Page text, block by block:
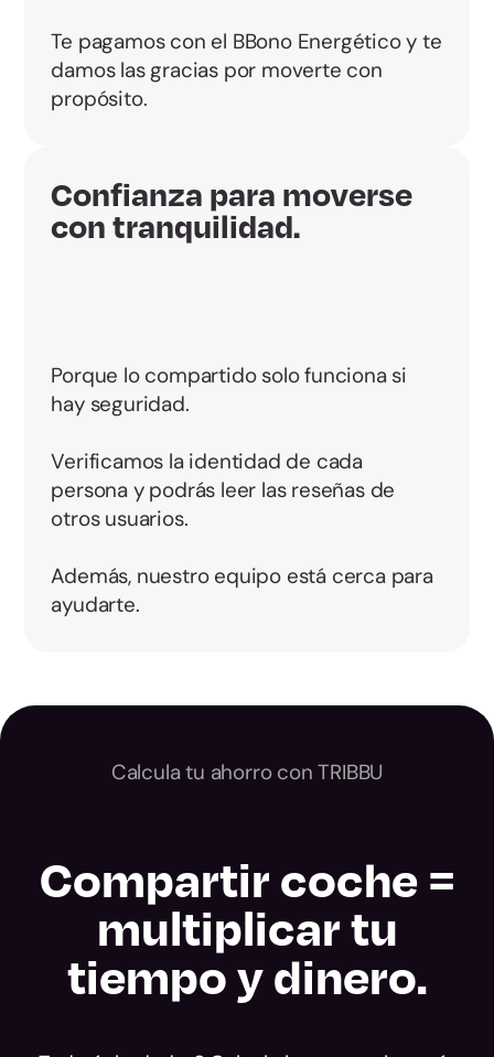
Te pagamos con el BBono Energético y te
damos las gracias por moverte con
propósito.
Confianza para moverse
con tranquilidad.
Porque lo compartido solo funciona si
hay seguridad.
Verificamos la identidad de cada
persona y podrás leer las reseñas de
otros usuarios.
Además, nuestro equipo está cerca para
ayudarte.
Calcula tu ahorro con TRIBBU
Compartir coche =
multiplicar tu
tiempo y dinero.